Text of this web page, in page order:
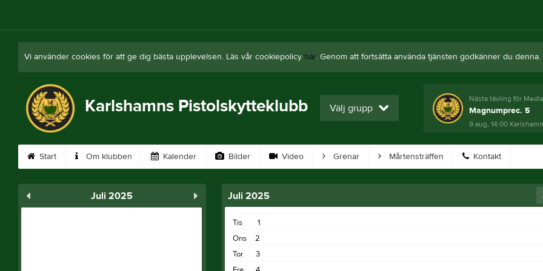
Vi använder cookies för att ge dig bästa upplevelsen. Läs vår cookiepolicy här. Genom att fortsätta använda tjänsten godkänner du denna.
Karlshamns Pistolskytteklubb Välj grupp
Nästa tävling för
Magnumprec. 5
9 aug, 14:00
Start Om klubben Kalender Bilder Video Grenar Mårtensträffen Kontakt
Juli 2025 Juli 2025
1
Tis
2
Ons
3
Tor